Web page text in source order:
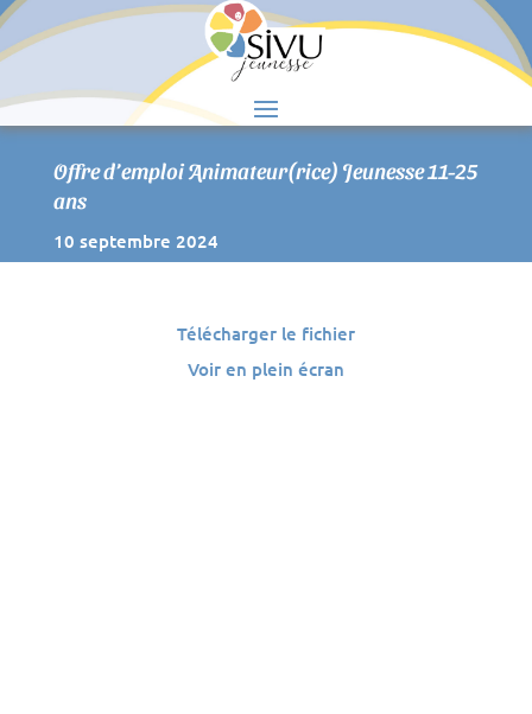
Offre d’emploi Animateur(rice) Jeunesse 11-25
ans
10 septembre 2024
Télécharger le fichier
Voir en plein écran